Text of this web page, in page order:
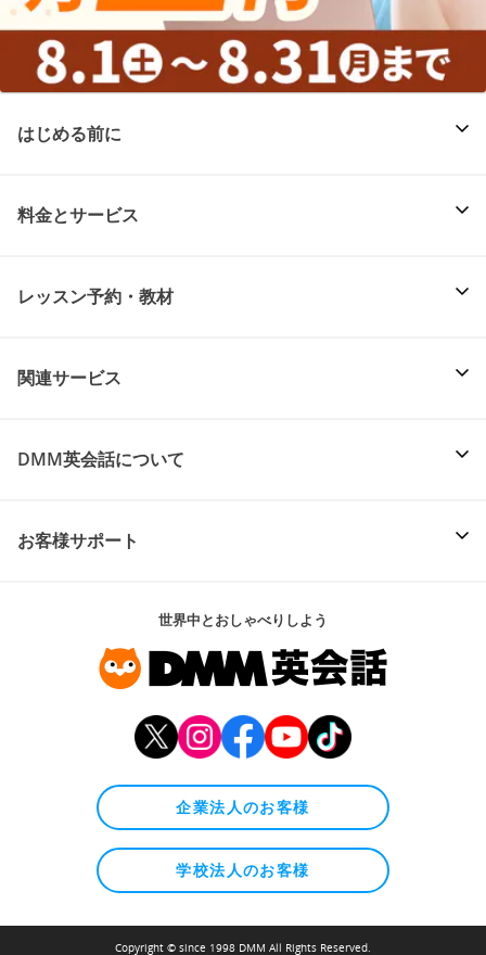
はじめる前に
料金とサービス
レッスン予約・教材
関連サービス
DMM英会話について
お客様サポート
世界中とおしゃべりしよう
企業法人のお客様
学校法人のお客様
Copyright © since 1998 DMM All Rights Reserved.